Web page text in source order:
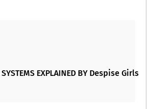
EXPLAINED BY Despise Girls